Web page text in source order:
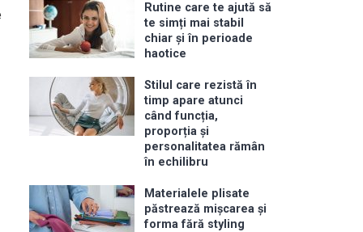
Rutine care te ajută să
te simți mai stabil
chiar și în perioade
haotice
Stilul care rezistă în
timp apare atunci
când funcția,
proporția și
personalitatea rămân
în echilibru
Materialele plisate
păstrează mișcarea și
forma fără styling